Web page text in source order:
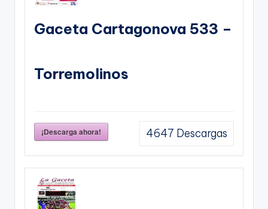
Gaceta Cartagonova 533 –
Torremolinos
¡Descarga ahora! 4647 Descargas